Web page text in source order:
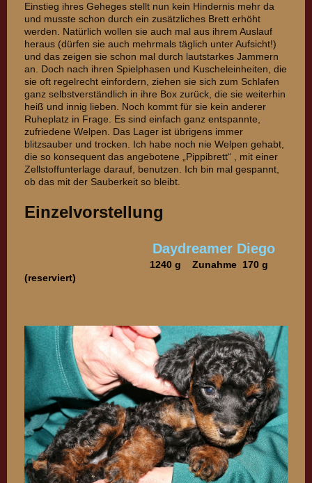
Einstieg ihres Geheges stellt nun kein Hindernis mehr da
und musste schon durch ein zusätzliches Brett erhöht
werden. Natürlich wollen sie auch mal aus ihrem Auslauf
heraus (dürfen sie auch mehrmals täglich unter Aufsicht!)
und das zeigen sie schon mal durch lautstarkes Jammern
an. Doch nach ihren Spielphasen und Kuscheleinheiten, die
sie oft regelrecht einfordern, ziehen sie sich zum Schlafen
ganz selbstverständlich in ihre Box zurück, die sie weiterhin
heiß und innig lieben. Noch kommt für sie kein anderer
Ruheplatz in Frage. Es sind einfach ganz entspannte,
zufriedene Welpen. Das Lager ist übrigens immer
blitzsauber und trocken. Ich habe noch nie Welpen gehabt,
die so konsequent das angebotene „Pippibrett“ , mit einer
Zellstoffunterlage darauf, benutzen. Ich bin mal gespannt,
ob das mit der Sauberkeit so bleibt.
Einzelvorstellung
Daydreamer Diego
1240 g Zunahme 170 g
(reserviert)